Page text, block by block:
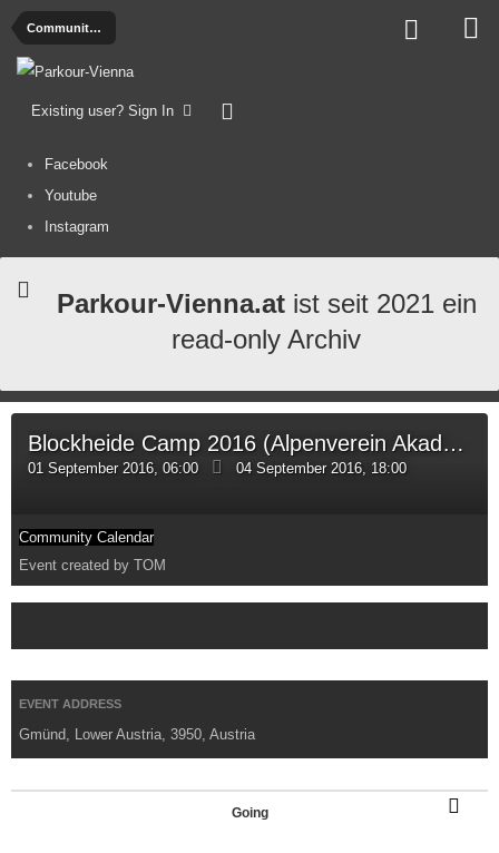
Community Calendar
Existing user? Sign In
Facebook
Youtube
Instagram
Parkour-Vienna.atist seit 2021 ein
read-only Archiv
Blockheide Camp 2016 (Alpenverein Akademie)
01 September 2016, 06:00 04 September 2016, 18:00
Community Calendar
Event created by TOM
EVENT ADDRESS
Gmünd, Lower Austria, 3950, Austria
Going